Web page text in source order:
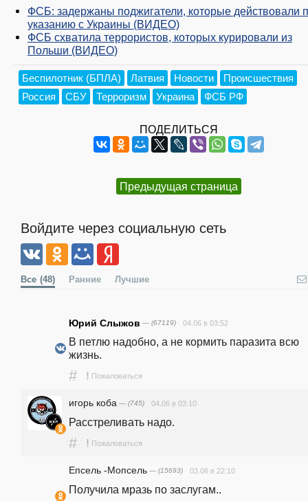
ФСБ: задержаны поджигатели, которые действовали
указанию с Украины (ВИДЕО)
ФСБ схватила террористов, которых курировали из
Польши (ВИДЕО)
Беспилотник (БПЛА) Латвия Новости
Происшествия
Россия
СБУ Терроризм Украина ФСБ РФ
ПОДЕЛИТЬСЯ
Предыдущая страница
Войдите через социальную сеть
Все (48) Ранние Лучшие
Юрий Слыжов — (67119) 04.06 в 03:52
В петлю надобно, а не кормить паразита всю
жизнь.
# ! Пожаловаться
игорь коба — (745) 04.06 в 03:10
Расстреливать надо.
# ! Пожаловаться
Епсель -Мопсель — (15693) 03.06 в 22:10
Получила мразь по заслугам..